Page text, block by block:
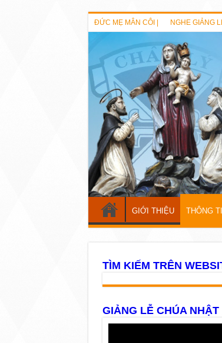
ĐỨC MẸ MÂN CÔI | NGHE GIẢNG
GIỚI THIỆU THÔNG
TÌM KIẾM TRÊN
GIẢNG LỄ CHÚA NHẬT